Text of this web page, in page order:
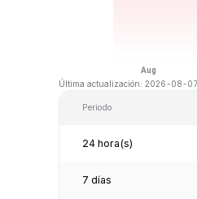
Última actualización: 2026-08-
Periodo
24 hora(s)
7 días